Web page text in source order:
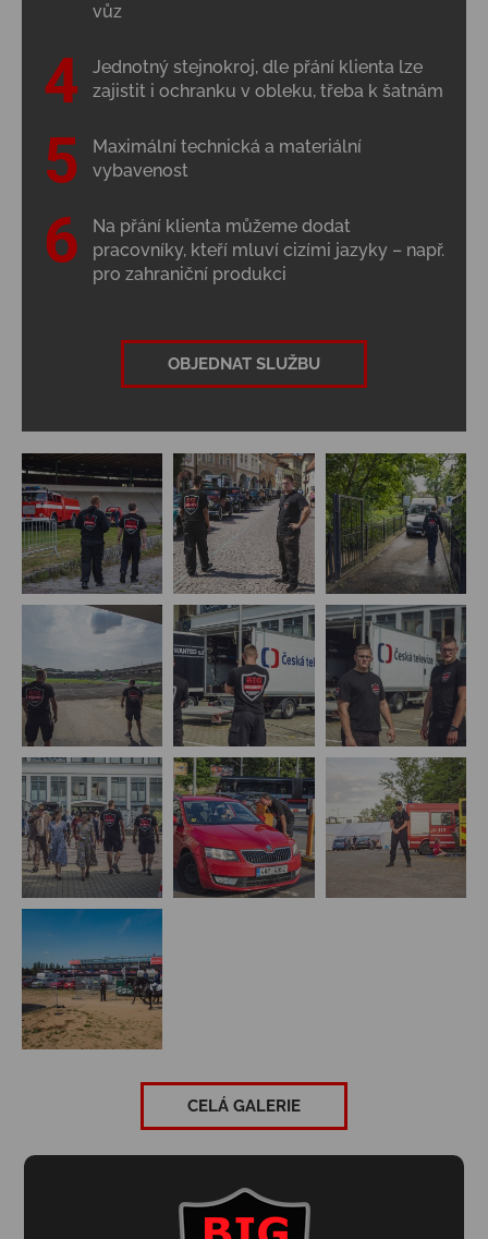
vůz
Jednotný stejnokroj, dle přání klienta lze
zajistit i ochranku v obleku, třeba k šatnám
Maximální technická a materiální
vybavenost
Na přání klienta můžeme dodat
pracovníky, kteří mluví cizími jazyky – např.
pro zahraniční produkci
OBJEDNAT SLUŽBU
CELÁ GALERIE